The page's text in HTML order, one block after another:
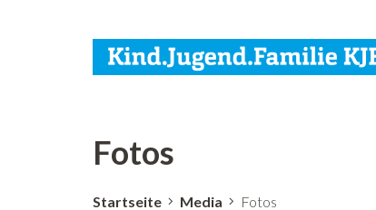
Fotos
Startseite Media Fotos